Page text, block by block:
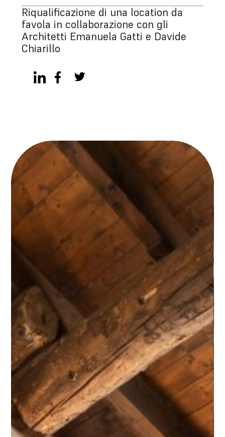
Riqualificazione di una location da
favola in collaborazione con gli
Architetti Emanuela Gatti e Davide
Chiarillo